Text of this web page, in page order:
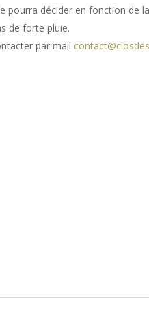
pourra décider en fonction de
de forte pluie.
par mail